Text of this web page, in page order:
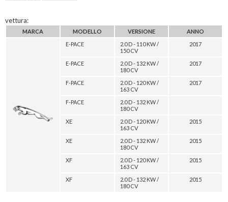
vettura:
MARCA MODELLO VERSIONE
ANNO
E-PACE
2.0 D - 110 KW /
150 CV
2017
E-PACE
2.0 D - 132 KW /
180 CV
2017
F-PACE
2.0 D - 120 KW /
163 CV
2017
F-PACE
2.0 D - 132 KW /
180 CV
XE
2.0 D - 120 KW /
163 CV
2015
XE
2.0 D - 132 KW /
180 CV
2015
XF
2.0 D - 120 KW /
163 CV
2015
XF
2.0 D - 132 KW /
180 CV
2015